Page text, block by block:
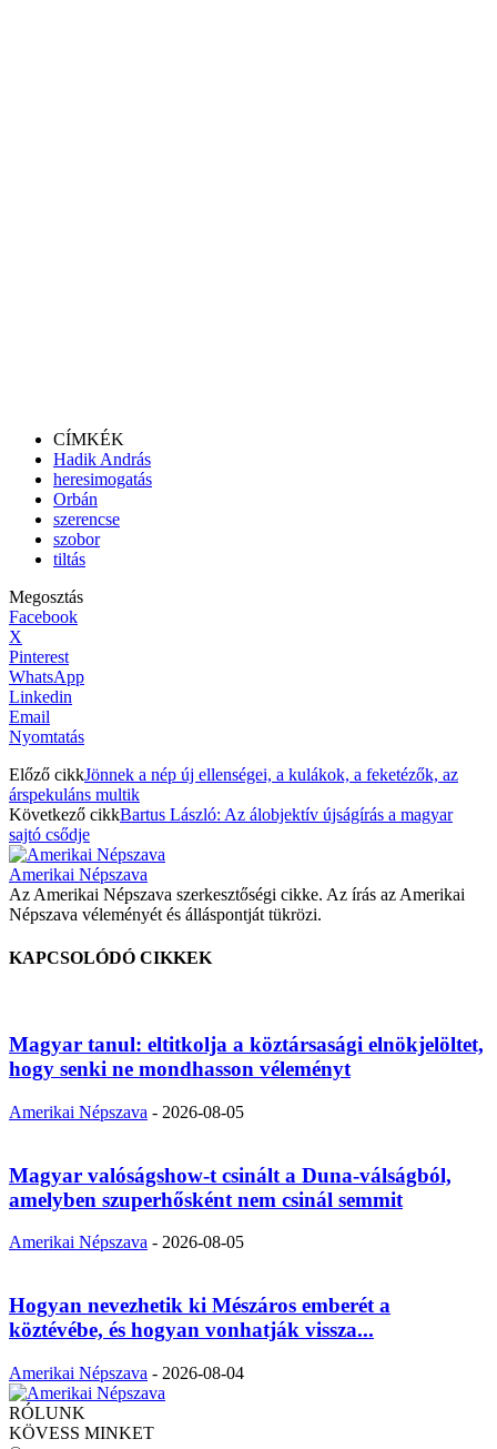
CÍMKÉK
Hadik András
heresimogatás
Orbán
szerencse
szobor
tiltás
Megosztás
Facebook
X
Pinterest
WhatsApp
Linkedin
Email
Nyomtatás
Előző cikkJönnek a nép új ellenségei, a kulákok, a feketézők, az
árspekuláns multik
Következő cikkBartus László: Az álobjektív újságírás a magyar
sajtó csődje
Amerikai Népszava
Az Amerikai Népszava szerkesztőségi cikke. Az írás az Amerikai
Népszava véleményét és álláspontját tükrözi.
KAPCSOLÓDÓ CIKKEK
Magyar tanul: eltitkolja a köztársasági elnökjelöltet,
hogy senki ne mondhasson véleményt
Amerikai Népszava - 2026-08-05
Magyar valóságshow-t csinált a Duna-válságból,
amelyben szuperhősként nem csinál semmit
Amerikai Népszava - 2026-08-05
Hogyan nevezhetik ki Mészáros emberét a
köztévébe, és hogyan vonhatják vissza...
Amerikai Népszava - 2026-08-04
RÓLUNK
KÖVESS MINKET